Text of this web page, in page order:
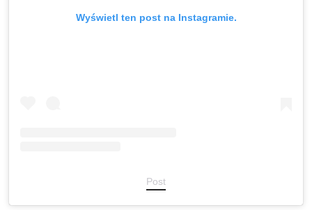
Wyświetl ten post na Instagramie.
Post